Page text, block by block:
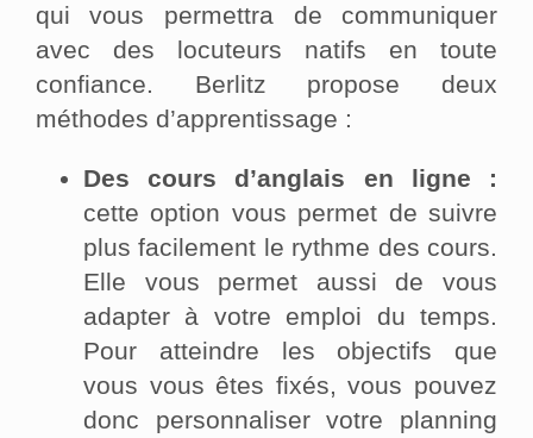
qui vous permettra de communiquer
avec des locuteurs natifs en toute
confiance. Berlitz propose deux
méthodes d’apprentissage :
Des cours d’anglais en ligne :
cette option vous permet de suivre
plus facilement le rythme des cours.
Elle vous permet aussi de vous
adapter à votre emploi du temps.
Pour atteindre les objectifs que
vous vous êtes fixés, vous pouvez
donc personnaliser votre planning